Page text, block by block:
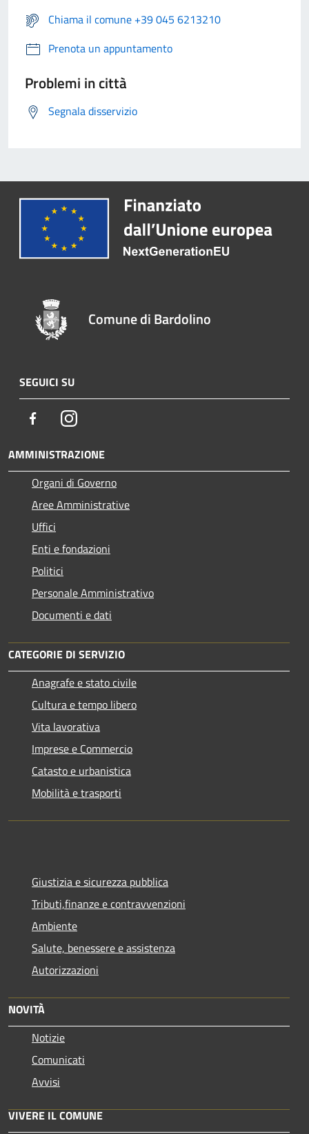
Chiama il comune +39 045 6213210
Prenota un appuntamento
Problemi in città
Segnala disservizio
Comune di Bardolino
SEGUICI SU
FacebookInstagram
AMMINISTRAZIONE
Organi di Governo
Aree Amministrative
Uffici
Enti e fondazioni
Politici
Personale Amministrativo
Documenti e dati
CATEGORIE DI SERVIZIO
Anagrafe e stato civile
Cultura e tempo libero
Vita lavorativa
Imprese e Commercio
Catasto e urbanistica
Mobilità e trasporti
Giustizia e sicurezza pubblica
Tributi,finanze e contravvenzioni
Ambiente
Salute, benessere e assistenza
Autorizzazioni
NOVITÀ
Notizie
Comunicati
Avvisi
VIVERE IL COMUNE